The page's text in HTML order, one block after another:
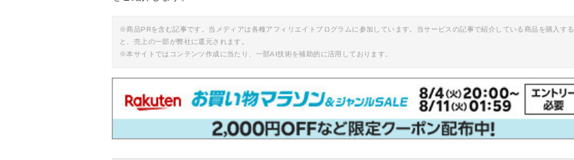
※商品PRを含む記事です。当メディアは各種アフィリエイトプログラムに参加しています。当サービスの記事で紹介している商品を購入する
と、売上の一部が弊社に還元されます。
※本サイトではコンテンツ作成に当たり、一部AI技術を補助的に活用しております。